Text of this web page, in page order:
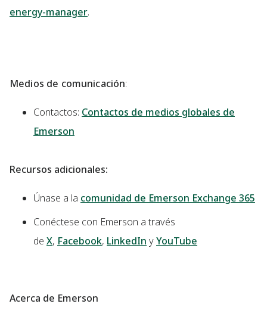
energy-manager.
Medios de comunicación:
Contactos: Contactos de medios globales de
Emerson
Recursos adicionales:
Únase a la comunidad de Emerson Exchange 365
Conéctese con Emerson a través
de X, Facebook, LinkedIn yYouTube
Acerca de Emerson